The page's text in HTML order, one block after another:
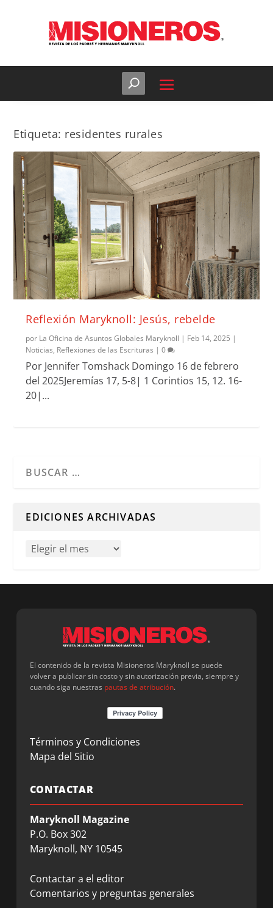
Etiqueta: residentes rurales
Reflexión Maryknoll: Jesús, rebelde
por La Oficina de Asuntos Globales Maryknoll | Feb 14, 2025 |
Noticias, Reflexiones de las Escrituras |0
Por Jennifer Tomshack Domingo 16 de febrero
del 2025Jeremías 17, 5-8| 1 Corintios 15, 12. 16-
20|...
EDICIONES ARCHIVADAS
El contenido de la revista Misioneros Maryknoll se puede
volver a publicar sin costo y sin autorización previa, siempre y
cuando siga nuestras pautas de atribución.
Términos y Condiciones
Mapa del Sitio
CONTACTAR
Maryknoll Magazine
P.O. Box 302
Maryknoll, NY 10545
Contactar a el editor
Comentarios y preguntas generales